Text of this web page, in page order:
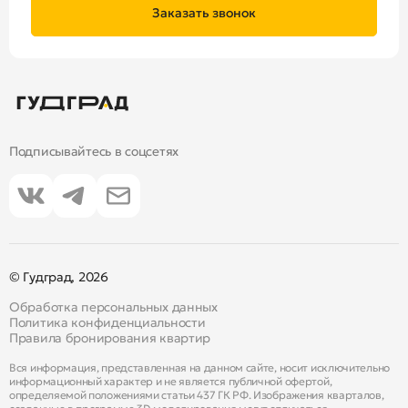
Заказать звонок
Подписывайтесь в соцсетях
© Гудград, 2026
Обработка персональных данных
Политика конфиденциальности
Правила бронирования квартир
Вся информация, представленная на данном сайте, носит исключительно
информационный характер и не является публичной офертой,
определяемой положениями статьи 437 ГК РФ. Изображения кварталов,